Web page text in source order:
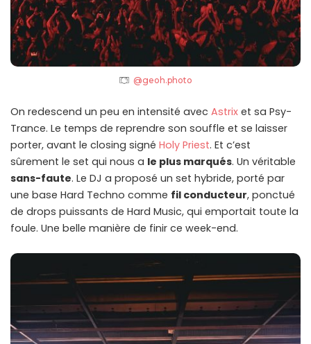
@geoh.photo
On redescend un peu en intensité avec Astrix et sa Psy-
Trance. Le temps de reprendre son souffle et se laisser
porter, avant le closing signé Holy Priest. Et c’est
sûrement le set qui nous a le plus marqués. Un véritable
sans-faute. Le DJ a proposé un set hybride, porté par
une base Hard Techno comme fil conducteur, ponctué
de drops puissants de Hard Music, qui emportait toute la
foule. Une belle manière de finir ce week-end.